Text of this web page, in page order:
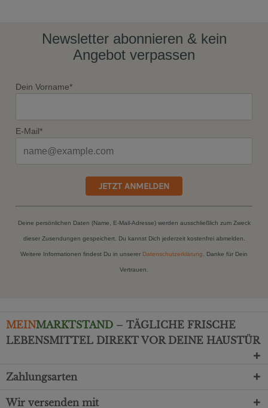
Newsletter abonnieren & kein
Angebot verpassen
Dein Vorname*
E-Mail*
JETZT ANMELDEN
Deine persönlichen Daten (Name, E-Mail-Adresse) werden ausschließlich zum Zweck
dieser Zusendungen gespeichert. Du kannst Dich jederzeit kostenfrei abmelden.
Weitere Informationen findest Du in unserer Datenschutzerklärung . Danke für Dein
Vertrauen.
MEINMARKTSTAND – TÄGLICHE FRISCHE
LEBENSMITTEL DIREKT VOR DEINE HAUSTÜR
Zahlungsarten
Wir versenden mit